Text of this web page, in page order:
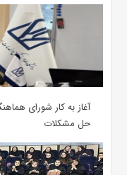
آغاز به کار شورای
حل مشکلات